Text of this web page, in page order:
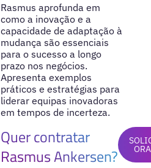
Rasmus aprofunda em
como a inovação e a
capacidade de adaptação à
mudança são essenciais
para o sucesso a longo
prazo nos negócios.
Apresenta exemplos
práticos e estratégias para
liderar equipas inovadoras
em tempos de incerteza.
Quer contratar
Rasmus Ankersen?